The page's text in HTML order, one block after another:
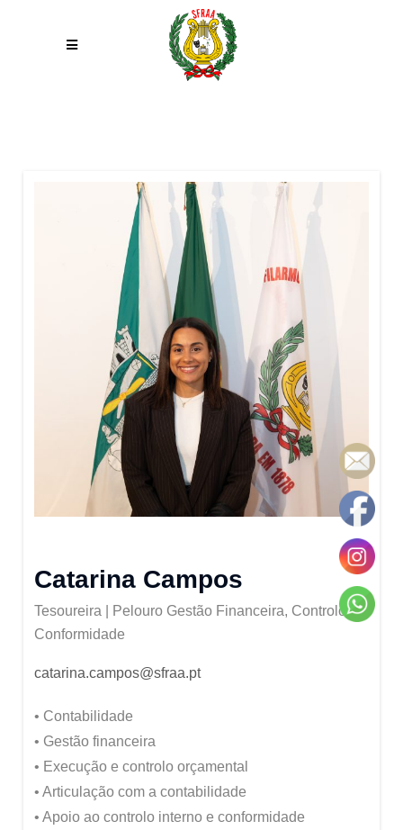
Catarina Campos
Tesoureira | Pelouro Gestão Financeira, Controlo E
Conformidade
catarina.campos@sfraa.pt
• Contabilidade
• Gestão financeira
• Execução e controlo orçamental
• Articulação com a contabilidade
• Apoio ao controlo interno e conformidade